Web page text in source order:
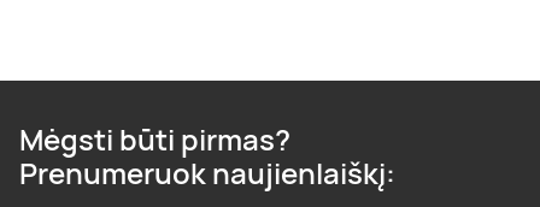
Mėgsti būti pirmas?
Prenumeruok naujienlaiškį: